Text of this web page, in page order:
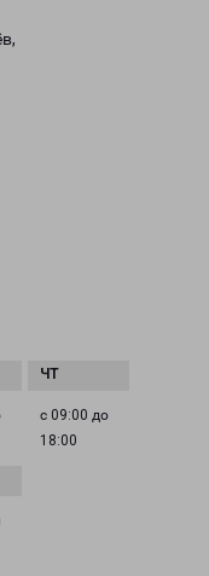
с 09:00 до
18:00